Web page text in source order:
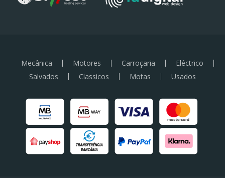
Mecânica Motores Carroçaria
Eléctrico
Salvados
Classicos Motas Usados